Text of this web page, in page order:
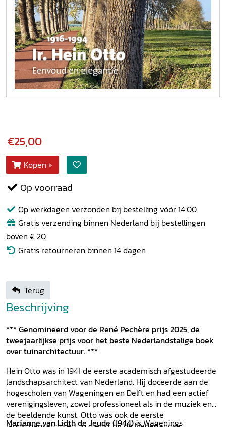
€25,00
Kopen
Op voorraad
Op werkdagen verzonden bij bestelling vóór 14.00
Gratis verzending binnen Nederland bij bestellingen
boven € 20
Gratis retourneren binnen 14 dagen
Terug
Beschrijving
*** Genomineerd voor de René Pechère prijs 2025, de
tweejaarlijkse prijs voor het beste Nederlandstalige boek
over tuinarchitectuur. ***
Hein Otto was in 1941 de eerste academisch afgestudeerde
landschapsarchitect van Nederland. Hij doceerde aan de
hogescholen van Wageningen en Delft en had een actief
verenigingsleven, zowel professioneel als in de muziek en
de beeldende kunst. Otto was ook de eerste
Marianne van Lidth de Jeude (1944)is Wagenings